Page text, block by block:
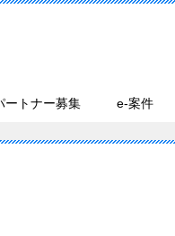
ートナー募集 e-案件